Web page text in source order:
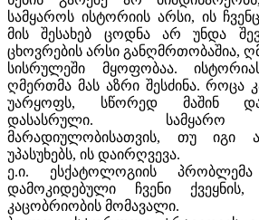
სამყაროს ისტორიის არსი, ის
მის შესახებ ცოდნა არ უნდა
ცხოვრების არსი განღმრთობაშია,
სისრულეში მყოფობაა.
ღმერთმა მას აზრი შესძინა. როცა
უარყოფს, სწორედ მაშინ
დასასრული. სამყარო
მარადიულობისათვის, თუ იგი
უპასუხებს, ის დაირღვევა.
ე.ი. ესქატოლოგიის პრობლემა
დამოკიდებული ჩვენი
კაცობრიობის მომავალი.